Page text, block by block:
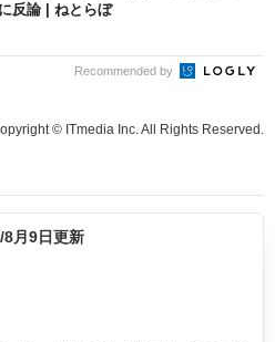
反論 | ねとらぼ
Recommended by
© ITmedia Inc. All Rights Reserved.
月9日更新